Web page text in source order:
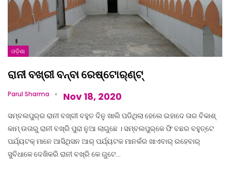
ଓଡ଼ିଶା
ରାନୀ ବଖ୍‌ରୀ ବନ୍‌ବା ରେଷ୍ଟୋର୍‌ଣ୍ଟ୍‌
Parul Sharma Nov 18, 2020
ସମ୍ବଲପୁର୍‌ର ରାନୀ ବଖ୍‌ରୀ ବହୁତ ଦିନୁ ଖାଲି ପଡିଥିଲା ହେଲେ ଇହାଦେ ତାର ବିକାଶ୍‌
କାମ୍‌ ଉତାରୁ ରାନୀ ବଖ୍‌ରି ପୁରା ନୁଆ ଲାଗୁଛେ । ସମ୍ବଲପୁର୍‌କେ ଫି ବଛର ବହୁତ୍‌ଟେ
ପର୍ଯ୍ୟଟକ୍‌ ମାନେ ଆସିଥିସନ ଆର୍‌ ପର୍ଯ୍ୟଟକ ମାନକଁର ଖାଏବାର୍‌ ରହେବାର୍‌
ସୁବିଧାକେ ଦେଖିକରି ରାନୀ ବଖ୍‌ରି କେ ଗୁଟେ…